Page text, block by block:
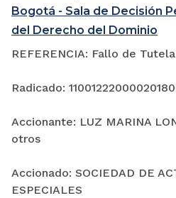
Bogotá - Sala de Decisión
del Derecho del Dominio
REFERENCIA: Fallo de Tutela
Radicado:
Accionante: LUZ MARINA
otros
Accionado: SOCIEDAD DE
ESPECIALES